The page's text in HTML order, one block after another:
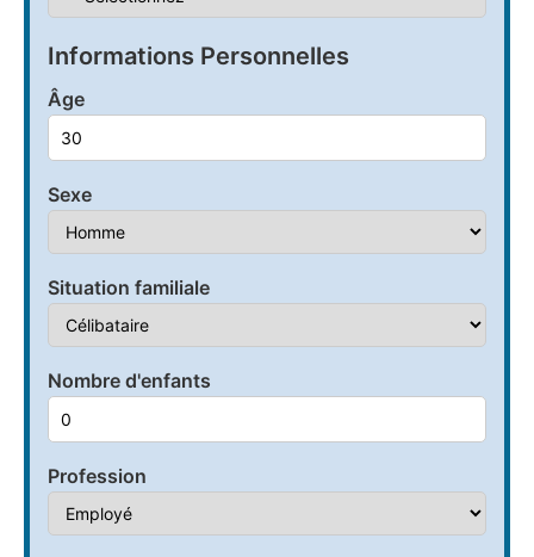
Informations Personnelles
Âge
Sexe
Situation familiale
Nombre d'enfants
Profession